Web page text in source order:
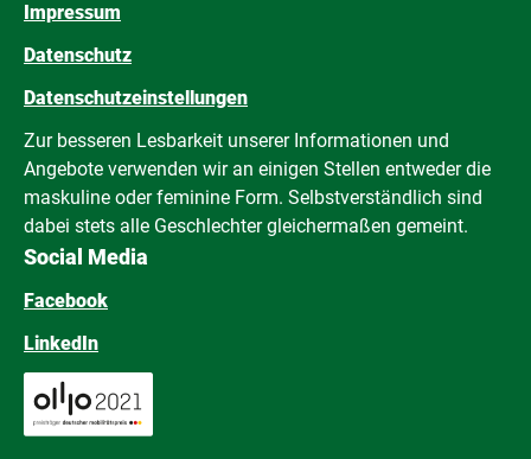
Impressum
Datenschutz
Datenschutzeinstellungen
Zur besseren Lesbarkeit unserer Informationen und
Angebote verwenden wir an einigen Stellen entweder die
maskuline oder feminine Form. Selbstverständlich sind
dabei stets alle Geschlechter gleichermaßen gemeint.
Social Media
Facebook
LinkedIn